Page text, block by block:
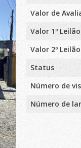
Valor de
Valor 1º Leilão
Valor 2º Leilão
Status
Número de
Número de